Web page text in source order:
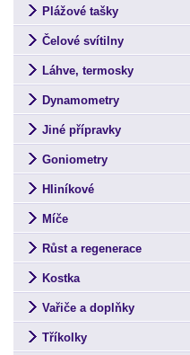
Plážové tašky
Čelové svítilny
Láhve, termosky
Dynamometry
Jiné přípravky
Goniometry
Hliníkové
Míče
Růst a regenerace
Kostka
Vařiče a doplňky
Tříkolky